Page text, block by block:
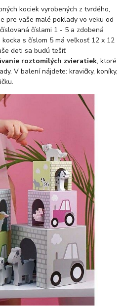
kociek vyrobených z tvrdého,
pre vaše malé poklady vo veku od
číslami 1 - 5 a zdobená
s číslom 5 má veľkosť 12 x 12
deti sa budú tešiť
roztomilých zvieratiek, ktoré
V balení nájdete: kravičky, koníky,